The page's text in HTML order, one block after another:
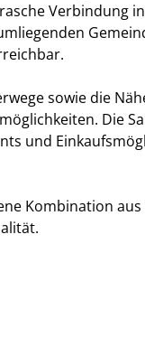
Verbindung
sowie die
Die
und
Kombination